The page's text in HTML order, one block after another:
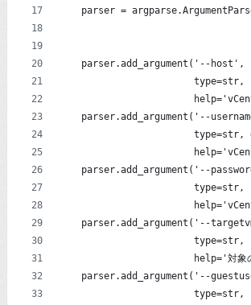
parser =
parser.add_argument('--host',
type=str,
parser.add_argument('--
type=str,
parser.add_argument('--
                        type=str,
parser.add_argument('--
type=str,
help='対象
parser.add_argument('--
type=str,